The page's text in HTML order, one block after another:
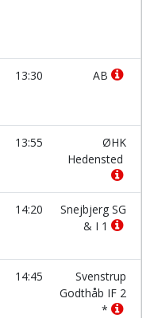
13:30 AB
13:55
ØHK
Hedensted
14:20
Snejbjerg SG
& I 1
14:45
Svenstrup
Godthåb IF 2
*